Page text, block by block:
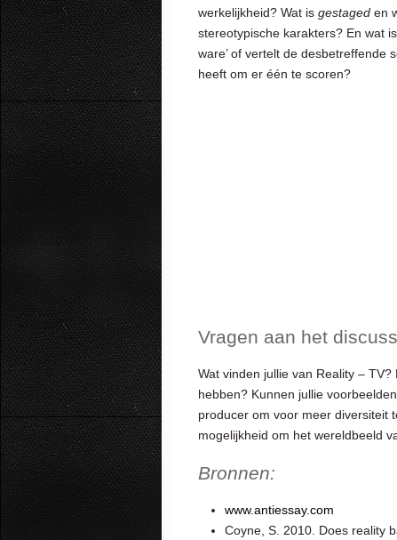
werkelijkheid? Wat is gestaged en
stereotypische karakters? En wat
ware’ of vertelt de desbetreffende
heeft om er één te scoren?
Vragen aan het
Wat vinden jullie van Reality –
hebben? Kunnen jullie
producer om voor meer diversiteit
mogelijkheid om het wereldbeeld
Bronnen:
www.antiessay.com
Coyne, S. 2010. Does reality